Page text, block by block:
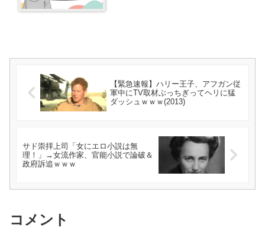
【緊急速報】ハリー王子、アフガン従
軍中にTV取材ぶっちぎってヘリに猛
ダッシュｗｗｗ(2013)
サド崇拝上司「女にエロ小説は無
理！」→女流作家、官能小説で論破＆
政府訴追ｗｗｗ
コメント